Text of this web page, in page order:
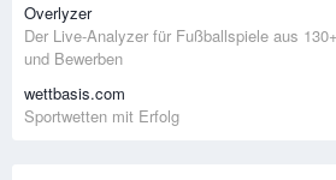
Overlyzer
Der Live-Analyzer für Fußballspiele aus
und Bewerben
wettbasis.com
Sportwetten mit Erfolg